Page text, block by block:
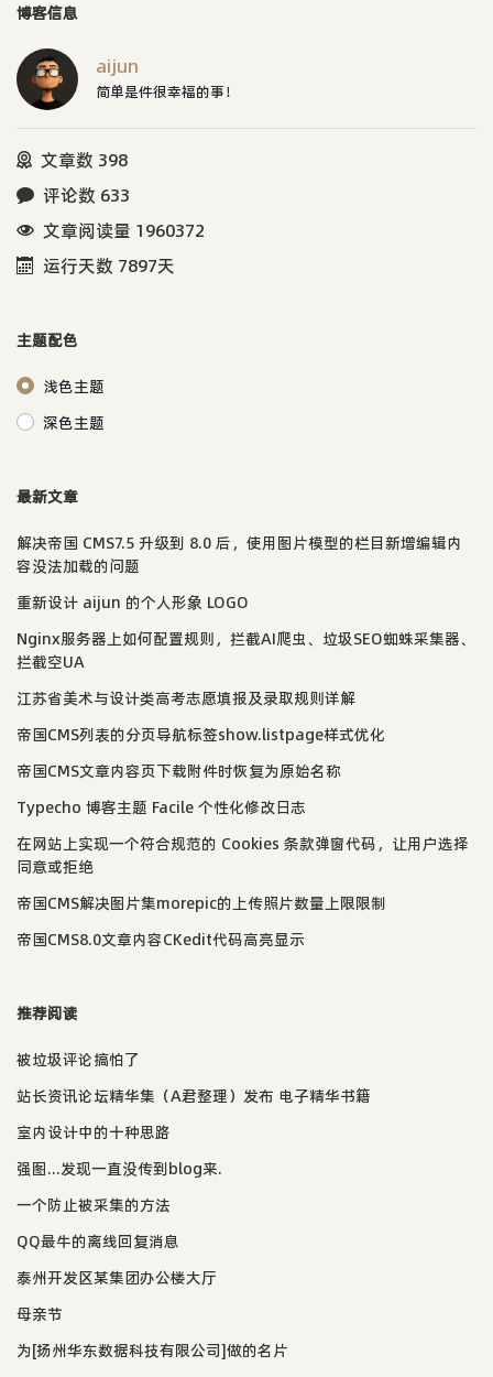
博客信息
aijun
简单是件很幸福的事！
文章数 398
评论数 633
文章阅读量 1960372
运行天数 7897天
主题配色
浅色主题
深色主题
最新文章
解决帝国 CMS7.5 升级到 8.0 后，使用图片模型的栏目新增编辑内
容没法加载的问题
重新设计 aijun 的个人形象 LOGO
Nginx服务器上如何配置规则，拦截AI爬虫、垃圾SEO蜘蛛采集器、
拦截空UA
江苏省美术与设计类高考志愿填报及录取规则详解
帝国CMS列表的分页导航标签show.listpage样式优化
帝国CMS文章内容页下载附件时恢复为原始名称
Typecho 博客主题 Facile 个性化修改日志
在网站上实现一个符合规范的 Cookies 条款弹窗代码，让用户选择
同意或拒绝
帝国CMS解决图片集morepic的上传照片数量上限限制
帝国CMS8.0文章内容CKedit代码高亮显示
推荐阅读
被垃圾评论搞怕了
站长资讯论坛精华集（A君整理）发布 电子精华书籍
室内设计中的十种思路
强图...发现一直没传到blog来.
一个防止被采集的方法
QQ最牛的离线回复消息
泰州开发区某集团办公楼大厅
母亲节
为[扬州华东数据科技有限公司]做的名片